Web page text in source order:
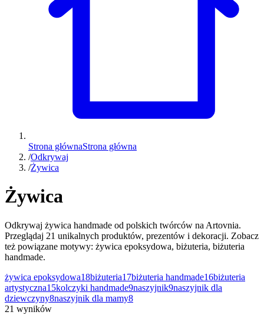
Strona głównaStrona główna
/Odkrywaj
/Żywica
Żywica
Odkrywaj żywica handmade od polskich twórców na Artovnia.
Przeglądaj 21 unikalnych produktów, prezentów i dekoracji. Zobacz
też powiązane motywy: żywica epoksydowa, biżuteria, biżuteria
handmade.
żywica epoksydowa18biżuteria17biżuteria handmade16biżuteria
artystyczna15kolczyki handmade9naszyjnik9naszyjnik dla
dziewczyny8naszyjnik dla mamy8
21 wyników